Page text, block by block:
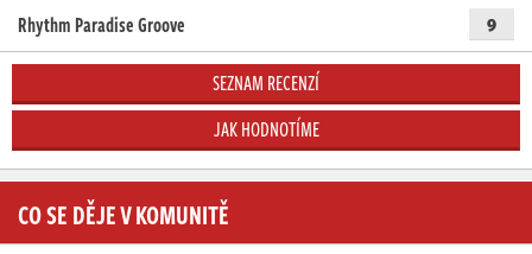
Rhythm Paradise Groove 9
SEZNAM RECENZÍ
JAK HODNOTÍME
CO SE DĚJE V KOMUNITĚ